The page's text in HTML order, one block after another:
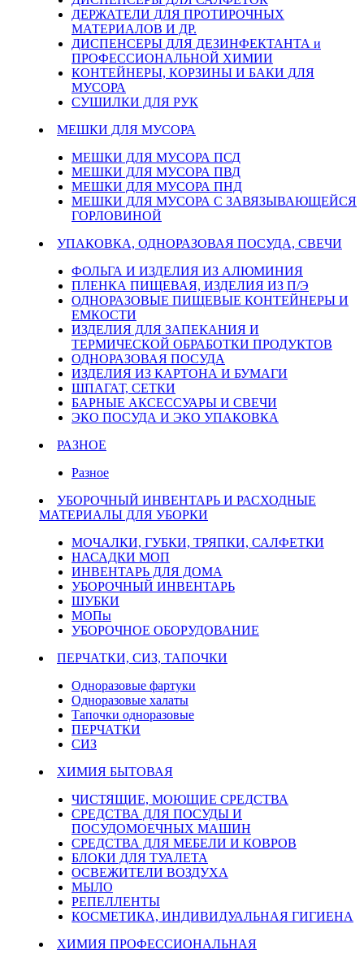
ДЕРЖАТЕЛИ ДЛЯ ПРОТИРОЧНЫХ
МАТЕРИАЛОВ И ДР.
ДИСПЕНСЕРЫ ДЛЯ ДЕЗИНФЕКТАНТА и
ПРОФЕССИОНАЛЬНОЙ ХИМИИ
КОНТЕЙНЕРЫ, КОРЗИНЫ И БАКИ ДЛЯ
МУСОРА
СУШИЛКИ ДЛЯ РУК
МЕШКИ ДЛЯ МУСОРА
МЕШКИ ДЛЯ МУСОРА ПСД
МЕШКИ ДЛЯ МУСОРА ПВД
МЕШКИ ДЛЯ МУСОРА ПНД
МЕШКИ ДЛЯ МУСОРА С ЗАВЯЗЫВАЮЩЕЙСЯ
ГОРЛОВИНОЙ
УПАКОВКА, ОДНОРАЗОВАЯ ПОСУДА, СВЕЧИ
ФОЛЬГА И ИЗДЕЛИЯ ИЗ АЛЮМИНИЯ
ПЛЕНКА ПИЩЕВАЯ, ИЗДЕЛИЯ ИЗ П/Э
ОДНОРАЗОВЫЕ ПИЩЕВЫЕ КОНТЕЙНЕРЫ И
ЕМКОСТИ
ИЗДЕЛИЯ ДЛЯ ЗАПЕКАНИЯ И
ТЕРМИЧЕСКОЙ ОБРАБОТКИ ПРОДУКТОВ
ОДНОРАЗОВАЯ ПОСУДА
ИЗДЕЛИЯ ИЗ КАРТОНА И БУМАГИ
ШПАГАТ, СЕТКИ
БАРНЫЕ АКСЕССУАРЫ И СВЕЧИ
ЭКО ПОСУДА И ЭКО УПАКОВКА
РАЗНОЕ
Разное
УБОРОЧНЫЙ ИНВЕНТАРЬ И РАСХОДНЫЕ
МАТЕРИАЛЫ ДЛЯ УБОРКИ
МОЧАЛКИ, ГУБКИ, ТРЯПКИ, САЛФЕТКИ
НАСАДКИ МОП
ИНВЕНТАРЬ ДЛЯ ДОМА
УБОРОЧНЫЙ ИНВЕНТАРЬ
ШУБКИ
МОПы
УБОРОЧНОЕ ОБОРУДОВАНИЕ
ПЕРЧАТКИ, СИЗ, ТАПОЧКИ
Одноразовые фартуки
Одноразовые халаты
Тапочки одноразовые
ПЕРЧАТКИ
СИЗ
ХИМИЯ БЫТОВАЯ
ЧИСТЯЩИЕ, МОЮЩИЕ СРЕДСТВА
СРЕДСТВА ДЛЯ ПОСУДЫ И
ПОСУДОМОЕЧНЫХ МАШИН
СРЕДСТВА ДЛЯ МЕБЕЛИ И КОВРОВ
БЛОКИ ДЛЯ ТУАЛЕТА
ОСВЕЖИТЕЛИ ВОЗДУХА
МЫЛО
РЕПЕЛЛЕНТЫ
КОСМЕТИКА, ИНДИВИДУАЛЬНАЯ ГИГИЕНА
ХИМИЯ ПРОФЕССИОНАЛЬНАЯ